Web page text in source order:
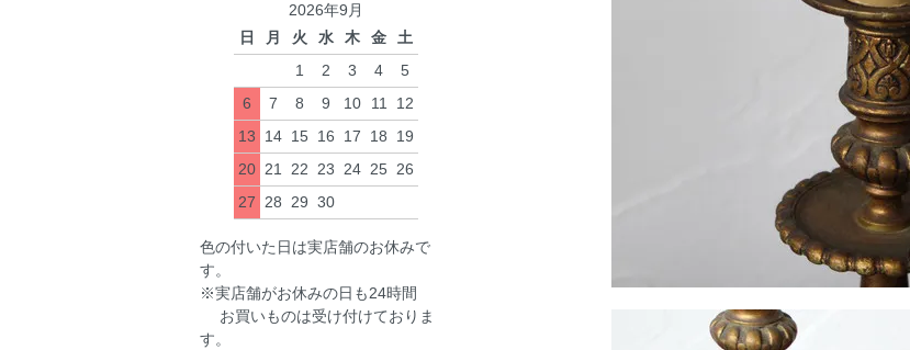
2026年9月
日
月 火 水 木 金
土
1
2 3 4
5
6
7 8 9 10 11
12
13
14 15 16 17 18
19
20 21 22 23 24 25 26
27 28 29 30
色の付いた日は実店舗のお休みで
す。
※実店舗がお休みの日も24時間
お買いものは受け付けておりま
す。